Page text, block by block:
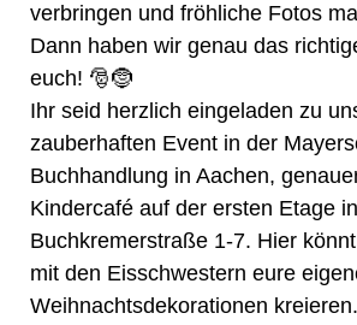
verbringen und fröhliche Fotos
Dann haben wir genau das
euch! 🎅🤶
Ihr seid herzlich eingeladen zu
zauberhaften Event in der
Buchhandlung in Aachen,
Kindercafé auf der ersten Etage
Buchkremerstraße 1-7. Hier
mit den Eisschwestern eure
Weihnachtsdekorationen